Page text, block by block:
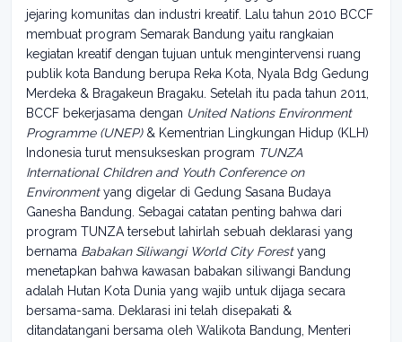
jejaring komunitas dan industri kreatif. Lalu tahun 2010 BCCF
membuat program Semarak Bandung yaitu rangkaian
kegiatan kreatif dengan tujuan untuk mengintervensi ruang
publik kota Bandung berupa Reka Kota, Nyala Bdg Gedung
Merdeka & Bragakeun Bragaku. Setelah itu pada tahun 2011,
BCCF bekerjasama dengan United Nations Environment
Programme (UNEP)& Kementrian Lingkungan Hidup (KLH)
Indonesia turut mensukseskan program TUNZA
International Children and Youth Conference on
Environmentyang digelar di Gedung Sasana Budaya
Ganesha Bandung. Sebagai catatan penting bahwa dari
program TUNZA tersebut lahirlah sebuah deklarasi yang
bernama Babakan Siliwangi World City Forestyang
menetapkan bahwa kawasan babakan siliwangi Bandung
adalah Hutan Kota Dunia yang wajib untuk dijaga secara
bersama-sama. Deklarasi ini telah disepakati &
ditandatangani bersama oleh Walikota Bandung, Menteri